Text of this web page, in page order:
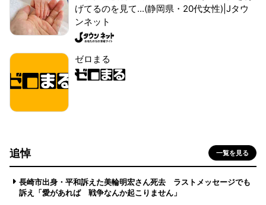
げてるのを見て...(静岡県・20代女性)|Jタウ
ンネット
ゼロまる
追悼 一覧を見る
長崎市出身・平和訴えた美輪明宏さん死去 ラストメッセージでも
訴え「愛があれば 戦争なんか起こりません」